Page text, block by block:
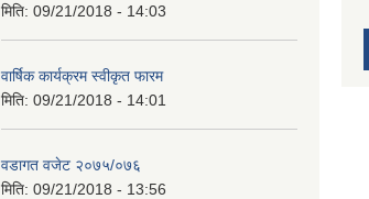
मिति: 09/21/2018 - 14:03
वार्षिक कार्यक्रम स्वीकृत फारम
मिति: 09/21/2018 - 14:01
वडागत वजेट २०७५/०७६
मिति: 09/21/2018 - 13:56